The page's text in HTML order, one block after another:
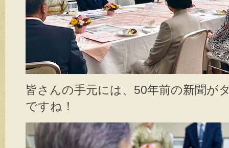
皆さんの手元には、50年前の新聞が
ですね！